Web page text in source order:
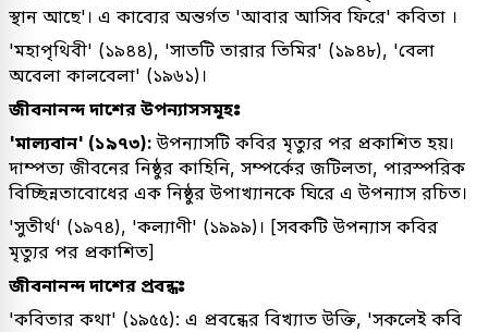
স্থান আছে'। এ কাব্যের অন্তর্গত 'আবার আসিব ফিরে' কবিতা ।
'মহাপৃথিবী' (১৯৪৪), 'সাতটি তারার তিমির' (১৯৪৮), 'বেলা
অবেলা কালবেলা' (১৯৬১)।
জীবনানন্দ দাশের উপন্যাসসমূহঃ
'মাল্যবান' (১৯৭৩):উপন্যাসটি কবির মৃত্যুর পর প্রকাশিত হয়।
দাম্পত্য জীবনের নিষ্ঠুর কাহিনি, সম্পর্কের জটিলতা, পারস্পরিক
বিচ্ছিন্নতাবোধের এক নিষ্ঠুর উপাখ্যানকে ঘিরে এ উপন্যাস রচিত।
'সুতীর্থ' (১৯৭৪), 'কল্যাণী' (১৯৯৯)। [সবকটি উপন্যাস কবির
মৃত্যুর পর প্রকাশিত]
জীবনানন্দ দাশের প্রবন্ধঃ
'কবিতার কথা' (১৯৫৫): এ প্রবন্ধের বিখ্যাত উক্তি, 'সকলেই কবি